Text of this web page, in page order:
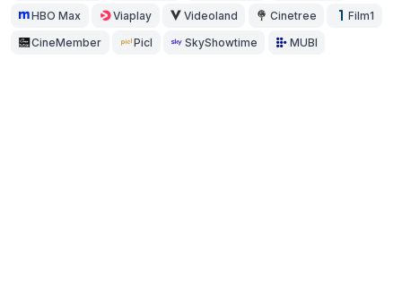
HBO Max Viaplay Videoland Cinetree Film1
CineMember Picl SkyShowtime MUBI